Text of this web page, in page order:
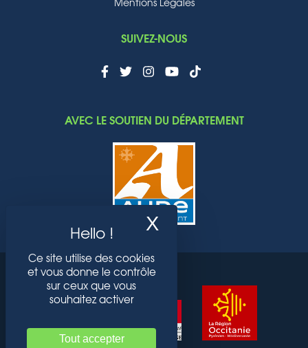
Mentions Légales
SUIVEZ-NOUS
AVEC LE SOUTIEN DU DÉPARTEMENT
Ce site utilise des cookies
et vous donne le contrôle
sur ceux que vous
souhaitez activer
Tout accepter
X Masquer le